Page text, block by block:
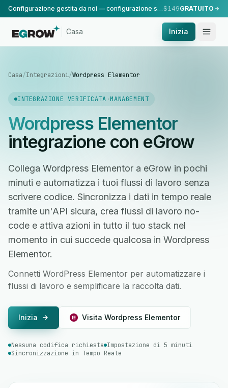
Configurazione gestita da noi — configurazione standard, eseguita dal nostro team.$149GRATUITO
Casa Inizia
Casa/Integrazioni/Wordpress Elementor
INTEGRAZIONE VERIFICATA ·MANAGEMENT
Wordpress Elementor
integrazione con eGrow
Collega Wordpress Elementor a eGrow in pochi
minuti e automatizza i tuoi flussi di lavoro senza
scrivere codice. Sincronizza i dati in tempo reale
tramite un'API sicura, crea flussi di lavoro no-
code e attiva azioni in tutto il tuo stack nel
momento in cui succede qualcosa in Wordpress
Elementor.
Connetti WordPress Elementor per automatizzare i
flussi di lavoro e semplificare la raccolta dati.
Inizia Visita Wordpress Elementor
Nessuna codifica richiesta Impostazione di 5 minuti
Sincronizzazione in Tempo Reale